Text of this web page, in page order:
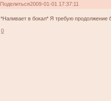
Поделиться2009-01-01 17:37:11
*Наливает в бокал* Я требую продолжение
0